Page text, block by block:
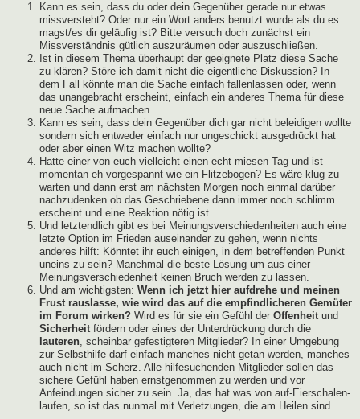
Kann es sein, dass du oder dein Gegenüber gerade nur etwas
missversteht? Oder nur ein Wort anders benutzt wurde als du es
magst/es dir geläufig ist? Bitte versuch doch zunächst ein
Missverständnis gütlich auszuräumen oder auszuschließen.
Ist in diesem Thema überhaupt der geeignete Platz diese Sache
zu klären? Störe ich damit nicht die eigentliche Diskussion? In
dem Fall könnte man die Sache einfach fallenlassen oder, wenn
das unangebracht erscheint, einfach ein anderes Thema für diese
neue Sache aufmachen.
Kann es sein, dass dein Gegenüber dich gar nicht beleidigen wollte
sondern sich entweder einfach nur ungeschickt ausgedrückt hat
oder aber einen Witz machen wollte?
Hatte einer von euch vielleicht einen echt miesen Tag und ist
momentan eh vorgespannt wie ein Flitzebogen? Es wäre klug zu
warten und dann erst am nächsten Morgen noch einmal darüber
nachzudenken ob das Geschriebene dann immer noch schlimm
erscheint und eine Reaktion nötig ist.
Und letztendlich gibt es bei Meinungsverschiedenheiten auch eine
letzte Option im Frieden auseinander zu gehen, wenn nichts
anderes hilft: Könntet ihr euch einigen, in dem betreffenden Punkt
uneins zu sein? Manchmal die beste Lösung um aus einer
Meinungsverschiedenheit keinen Bruch werden zu lassen.
Und am wichtigsten: Wenn ich jetzt hier aufdrehe und meinen
Frust rauslasse, wie wird das auf die empfindlicheren Gemüter
im Forum wirken? Wird es für sie ein Gefühl der Offenheitund
Sicherheitfördern oder eines der Unterdrückung durch die
lauteren, scheinbar gefestigteren Mitglieder? In einer Umgebung
zur Selbsthilfe darf einfach manches nicht getan werden, manches
auch nicht im Scherz. Alle hilfesuchenden Mitglieder sollen das
sichere Gefühl haben ernstgenommen zu werden und vor
Anfeindungen sicher zu sein. Ja, das hat was von auf-Eierschalen-
laufen, so ist das nunmal mit Verletzungen, die am Heilen sind.